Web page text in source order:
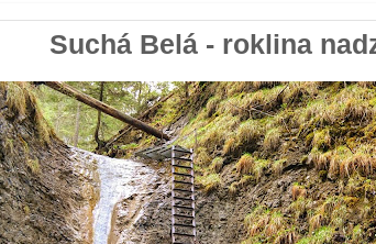
Suchá Belá - roklina